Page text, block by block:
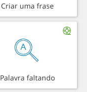
Criar uma frase
Palavra faltando